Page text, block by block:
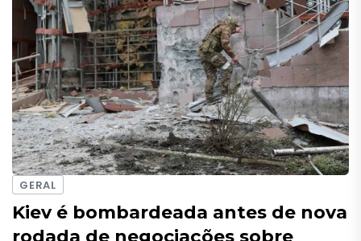
GERAL
Kiev é bombardeada antes de nova
rodada de negociações sobre